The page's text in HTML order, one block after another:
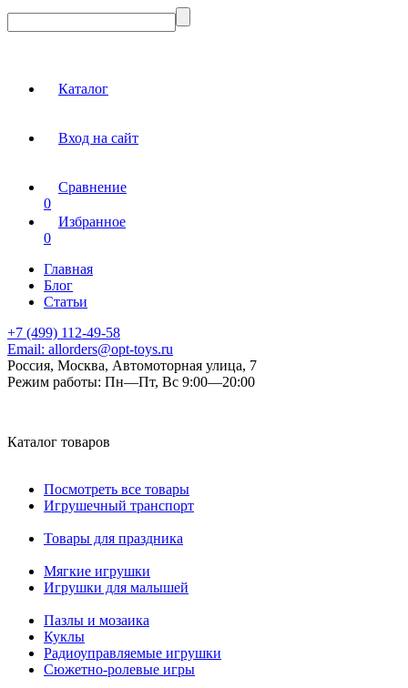
Каталог
Вход на сайт
Сравнение
0
Избранное
0
Главная
Блог
Статьи
+7 (499) 112-49-58
Email: allorders@opt-toys.ru
Россия, Москва, Автомоторная улица, 7
Режим работы: Пн—Пт, Вс 9:00—20:00
Каталог товаров
Посмотреть все товары
Игрушечный транспорт
Товары для праздника
Мягкие игрушки
Игрушки для малышей
Пазлы и мозаика
Куклы
Радиоуправляемые игрушки
Сюжетно-ролевые игры